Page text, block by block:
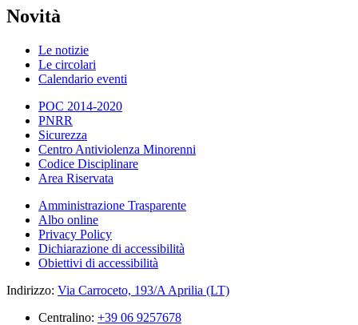
Novità
Le notizie
Le circolari
Calendario eventi
POC 2014-2020
PNRR
Sicurezza
Centro Antiviolenza Minorenni
Codice Disciplinare
Area Riservata
Amministrazione Trasparente
Albo online
Privacy Policy
Dichiarazione di accessibilità
Obiettivi di accessibilità
Indirizzo: Via Carroceto, 193/A Aprilia (LT)
Centralino: +39 06 9257678